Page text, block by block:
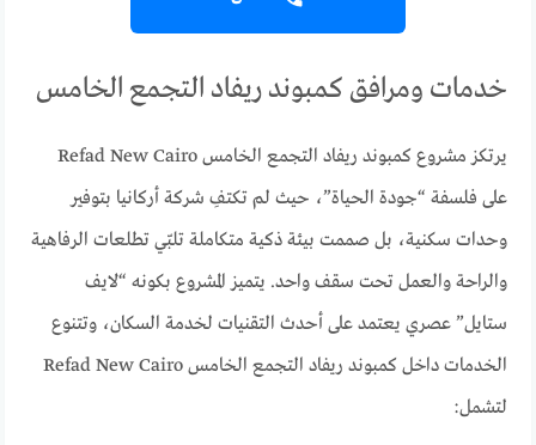
خدمات ومرافق كمبوند ريفاد التجمع الخامس
يرتكز مشروع كمبوند ريفاد التجمع الخامس Refad New Cairo
على فلسفة “جودة الحياة”، حيث لم تكتفِ شركة أركانيا بتوفير
وحدات سكنية، بل صممت بيئة ذكية متكاملة تلبّي تطلعات الرفاهية
والراحة والعمل تحت سقف واحد. يتميز المشروع بكونه “لايف
ستايل” عصري يعتمد على أحدث التقنيات لخدمة السكان، وتتنوع
الخدمات داخل كمبوند ريفاد التجمع الخامس Refad New Cairo
لتشمل: